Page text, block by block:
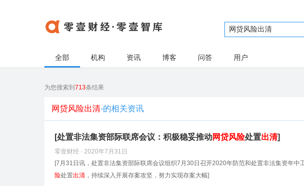
全部 机构 资讯 博客 问答 用户
为您搜索到 713条结果
网贷风险出清-的相关资讯
[处置非法集资部际联席会议：积极稳妥推动网贷风险处置出清]
零壹财经 · 2020年7月31日
[7月31日讯，处置非法集资部际联席会议组织7月30日召开2020年防范和处置非法集资年
险处置出清 ，持续深入开展存案攻坚，努力实现存案大幅]